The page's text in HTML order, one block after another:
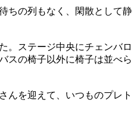
ちの列もなく、閑散として静
。ステージ中央にチェンバロ
スの椅子以外に椅子は並べら
んを迎えて、いつものプレト